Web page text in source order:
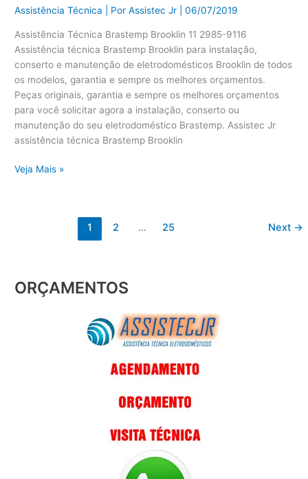
Assistência Técnica | PorAssistec Jr |06/07/2019
Assistência Técnica Brastemp Brooklin 11 2985-9116
Assistência técnica Brastemp Brooklin para instalação,
conserto e manutenção de eletrodomésticos Brooklin de todos
os modelos, garantia e sempre os melhores orçamentos.
Peças originais, garantia e sempre os melhores orçamentos
para você solicitar agora a instalação, conserto ou
manutenção do seu eletrodoméstico Brastemp. Assistec Jr
assistência técnica Brastemp Brooklin
Brooklin
Veja Mais »
1 2 … 25 Next →
ORÇAMENTOS